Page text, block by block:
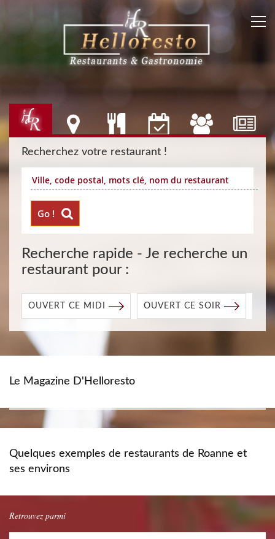
Recherchez votre restaurant !
Go !
Recherche rapide - Je recherche un
restaurant pour :
OUVERT CE MIDI OUVERT CE SOIR
Le Magazine D'Helloresto
Quelques exemples de restaurants de Roanne et
ses environs
Retrouvez parmi